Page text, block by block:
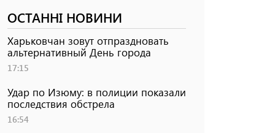
ОСТАННІ НОВИНИ
Харьковчан зовут отпраздновать
альтернативный День города
17:15
Удар по Изюму: в полиции показали
последствия обстрела
16:54